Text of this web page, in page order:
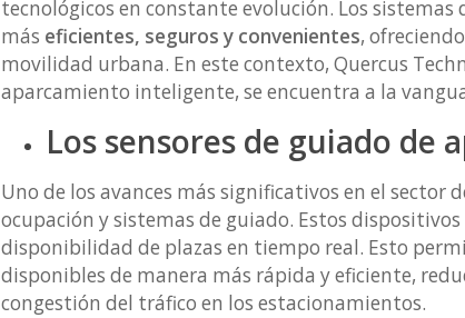
tecnológicos en constante evolución. Los
más eficientes, seguros y convenientes,
movilidad urbana. En este contexto, Quercus
aparcamiento inteligente, se encuentra a la
Los sensores de guiado de
Uno de los avances más significativos en el
ocupación y sistemas de guiado. Estos
disponibilidad de plazas en tiempo real. Esto
disponibles de manera más rápida y eficiente,
congestión del tráfico en los estacionamientos.